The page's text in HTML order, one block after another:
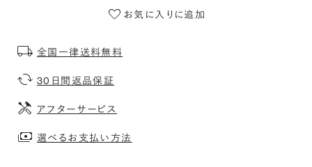
お気に入りに追加
全国一律送料無料
30日間返品保証
アフターサービス
選べるお支払い方法